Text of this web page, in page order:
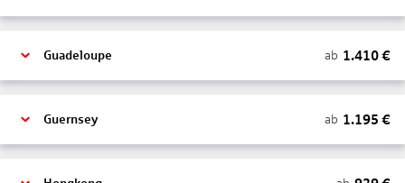
Guadeloupe ab 1.410€
Guernsey ab 1.195 €